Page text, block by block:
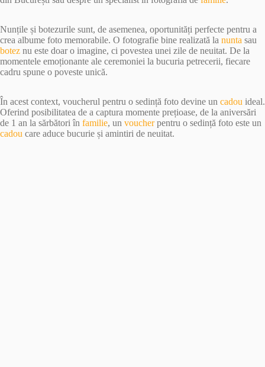
Nunțile și botezurile sunt, de asemenea, oportunități perfecte pentru a
crea albume foto memorabile. O fotografie bine realizată la nunta sau
botez nu este doar o imagine, ci povestea unei zile de neuitat. De la
momentele emoționante ale ceremoniei la bucuria petrecerii, fiecare
cadru spune o poveste unică.
În acest context, voucherul pentru o sedință foto devine un cadou ideal.
Oferind posibilitatea de a captura momente prețioase, de la aniversări
de 1 an la sărbători în familie, un voucherpentru o sedință foto este un
cadou care aduce bucurie și amintiri de neuitat.